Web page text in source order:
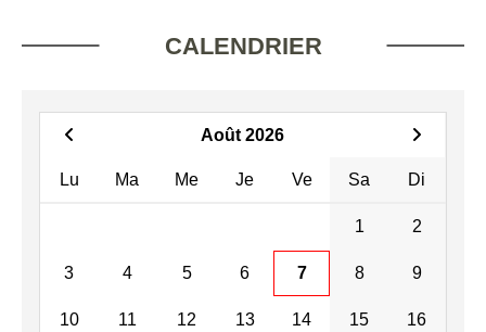
CALENDRIER
Août 2026
Lu Ma Me Je Ve Sa Di
1 2
3 4 5 6 7 8 9
10 11 12 13 14 15 16